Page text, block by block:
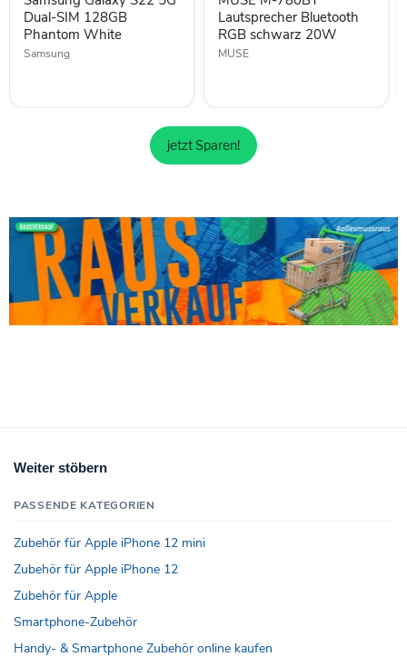
Phantom
White
Dual-SIM 128GB
Phantom White
Samsung
20W
Lautsprecher Bluetooth
RGB schwarz 20W
MUSE
jetzt Sparen!
Weiter stöbern
PASSENDE KATEGORIEN
Zubehör für Apple iPhone 12 mini
Zubehör für Apple iPhone 12
Zubehör für Apple
Smartphone-Zubehör
Handy- & Smartphone Zubehör online kaufen